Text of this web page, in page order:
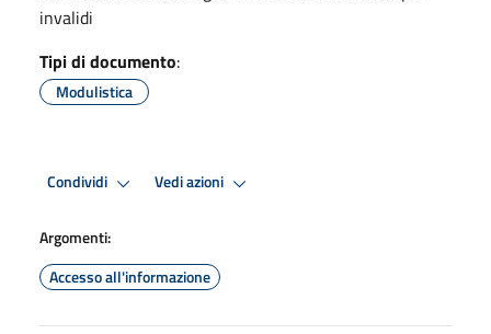
invalidi
Tipi di documento:
Modulistica
Condividi Vedi azioni
Argomenti:
Accesso all'informazione